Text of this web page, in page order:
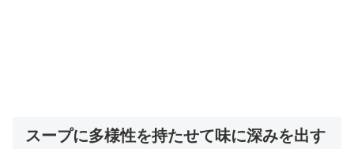
スープに多様性を持たせて味に深みを出す